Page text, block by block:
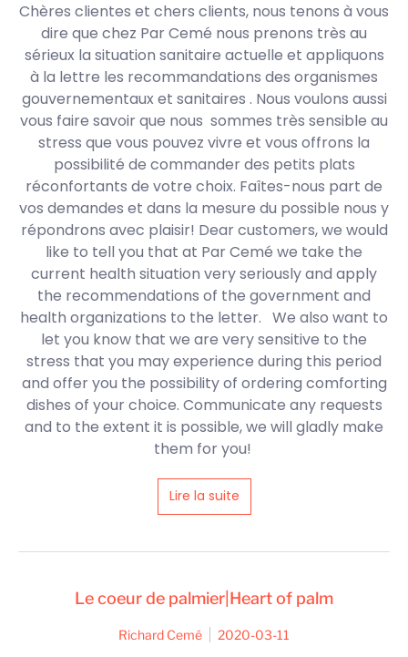
Chères clientes et chers clients, nous tenons à vous
dire que chez Par Cemé nous prenons très au
sérieux la situation sanitaire actuelle et appliquons
à la lettre les recommandations des organismes
gouvernementaux et sanitaires . Nous voulons aussi
vous faire savoir que nous sommes très sensible au
stress que vous pouvez vivre et vous offrons la
possibilité de commander des petits plats
réconfortants de votre choix. Faîtes-nous part de
vos demandes et dans la mesure du possible nous y
répondrons avec plaisir! Dear customers, we would
like to tell you that at Par Cemé we take the
current health situation very seriously and apply
the recommendations of the government and
health organizations to the letter. We also want to
let you know that we are very sensitive to the
stress that you may experience during this period
and offer you the possibility of ordering comforting
dishes of your choice. Communicate any requests
and to the extent it is possible, we will gladly make
them for you!
Lire la suite
Le coeur de palmier|Heart of palm
Richard Cemé 2020-03-11